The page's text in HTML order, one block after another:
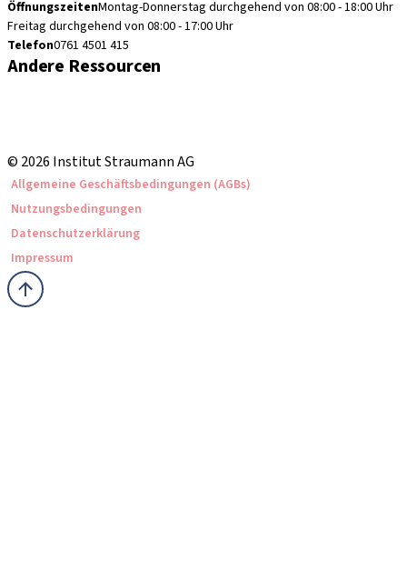
ÖffnungszeitenMontag-Donnerstag durchgehend von 08:00 - 18:00 Uhr
Freitag durchgehend von 08:00 - 17:00 Uhr
Telefon0761 4501 415
Andere Ressourcen
© 2026 Institut Straumann AG
Allgemeine Geschäftsbedingungen (AGBs)
Nutzungsbedingungen
Datenschutzerklärung
Impressum